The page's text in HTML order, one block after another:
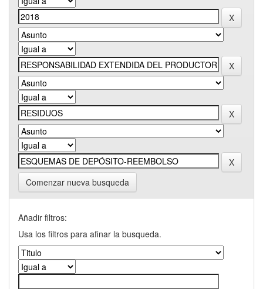
Comenzar nueva busqueda
Añadir filtros:
Usa los filtros para afinar la busqueda.